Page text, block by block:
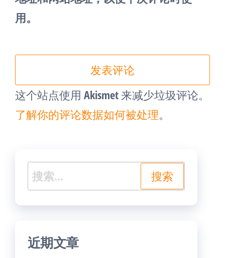
用。
这个站点使用 Akismet 来减少垃圾评论。
了解你的评论数据如何被处理。
搜
索：
近期文章